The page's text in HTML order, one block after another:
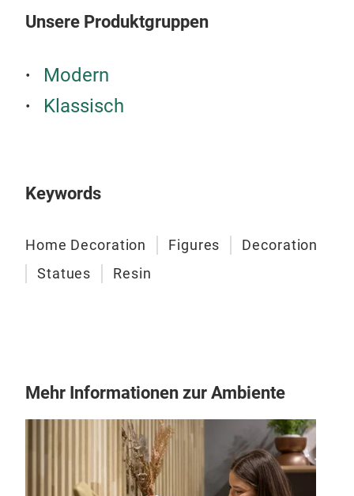
Unsere Produktgruppen
Modern
Klassisch
Keywords
Home Decoration Figures
Decoration
Statues
Resin
Mehr Informationen zur Ambiente